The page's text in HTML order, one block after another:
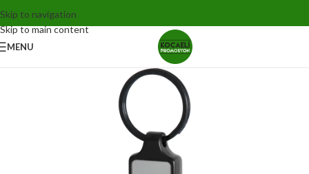
Skip to navigation
Skip to main content
MENU